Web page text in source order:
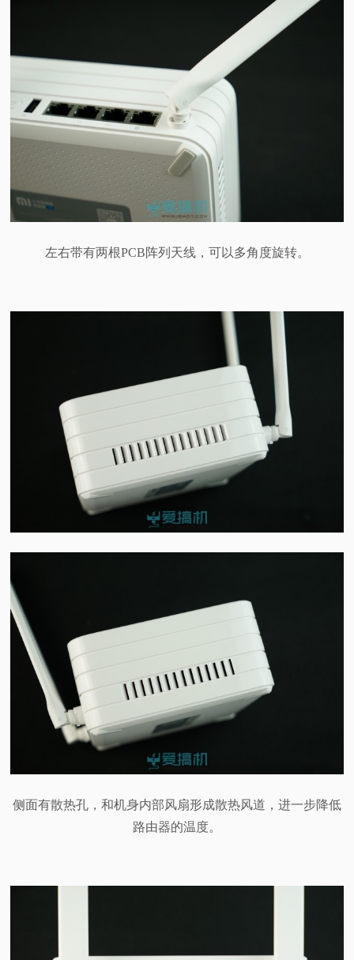
左右带有两根PCB阵列天线，可以多角度旋转。
侧面有散热孔，和机身内部风扇形成散热风道，进一步降低
路由器的温度。